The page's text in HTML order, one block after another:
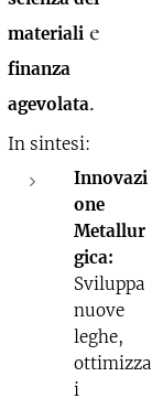
materialie
finanza
agevolata.
In sintesi:
Innovazi
one
Metallur
gica:
Sviluppa
nuove
leghe,
ottimizza
i